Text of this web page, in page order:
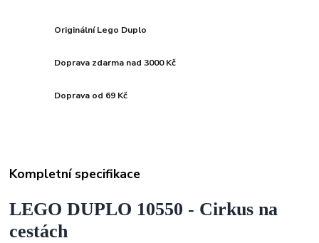
Originální Lego Duplo
Doprava zdarma nad 3000 Kč
Doprava od 69 Kč
Kompletní specifikace
LEGO DUPLO 10550 - Cirkus na
cestách